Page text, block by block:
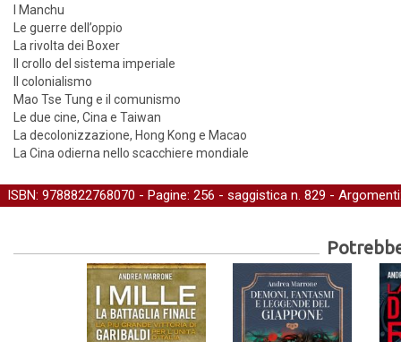
I Manchu
Le guerre dell’oppio
La rivolta dei Boxer
Il crollo del sistema imperiale
Il colonialismo
Mao Tse Tung e il comunismo
Le due cine, Cina e Taiwan
La decolonizzazione, Hong Kong e Macao
La Cina odierna nello scacchiere mondiale
ISBN: 9788822768070 - Pagine: 256 - saggistica n. 829 -